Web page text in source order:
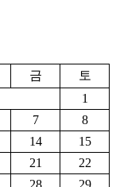
금
토
1
7
8
14
15
21
22